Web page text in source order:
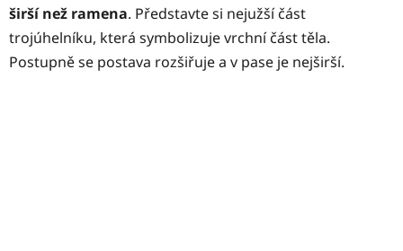
širší než ramena. Představte si nejužší část
trojúhelníku, která symbolizuje vrchní část těla.
Postupně se postava rozšiřuje a v pase je nejširší.